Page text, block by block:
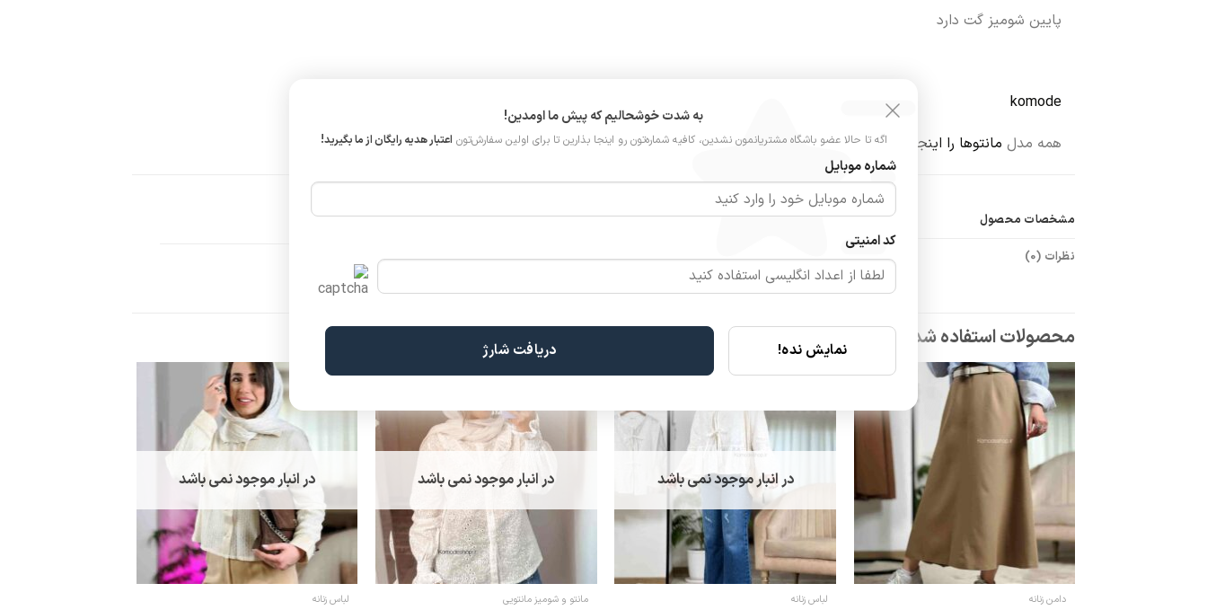
پایین شومیز گت دارد
komode
همه مدل مانتوها را اینج ا ببینید.
مشخصات محصول
نظرات (0)
رنگ سفید
دامن زنانه
در انبار موجود نمی باشد
لباس زنانه
در انبار موجود نمی باشد
مانتو و شومیز مانتویی
در انبار موجود نمی باشد
لباس زنانه
به شدت خوشحالیم که پیش ما اومدین!
اگه تا حالا عضو باشگاه مشتریانمون نشدین، کافیه شماره‌تون رو اینجا بذارین تا برای اولین سفارش‌تون اعتبار هدیه رایگان از ما بگیرید!
شماره موبایل
کد امنیتی
نمایش نده! دریافت شارژ